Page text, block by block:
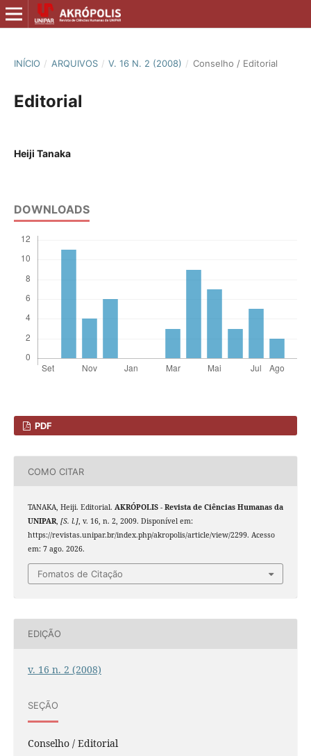
INÍCIO / ARQUIVOS / V. 16 N. 2 (2008) / Conselho / Editorial
Editorial
Heiji Tanaka
DOWNLOADS
PDF
COMO CITAR
TANAKA, Heiji. Editorial. AKRÓPOLIS - Revista de Ciências Humanas da
UNIPAR, [S. l.], v. 16, n. 2, 2009. Disponível em:
https://revistas.unipar.br/index.php/akropolis/article/view/2299. Acesso
em: 7 ago. 2026.
Fomatos de Citação
EDIÇÃO
v. 16 n. 2 (2008)
SEÇÃO
Conselho / Editorial